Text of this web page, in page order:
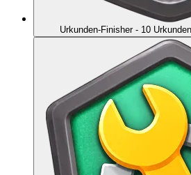
Urkunden-Finisher - 10 Urkunden